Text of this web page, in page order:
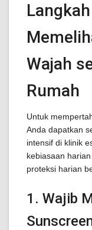
Wajah
Rumah
Untuk
Anda dapatkan
intensif di klinik
kebiasaan
proteksi harian
1. Wajib